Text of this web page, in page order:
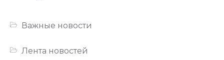
Важные новости
Лента новостей